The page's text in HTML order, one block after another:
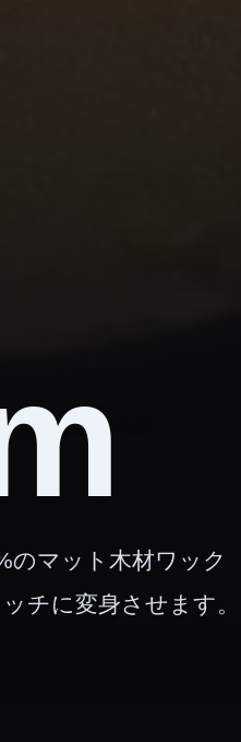
のマット木材ワック
チに変身させます。